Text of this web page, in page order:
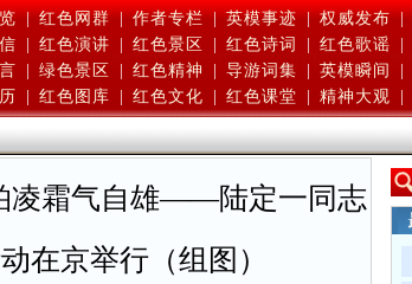
| 红色网群 | 作者专栏 | 英模事迹 | 权威发布 |
红色演讲 红色景区 红色诗词 红色歌谣
绿色景区 红色精神 导游词集 英模瞬间
红色图库 红色文化 红色课堂 精神大观
凌霜气自雄——陆定一同志
在京举行（组图）